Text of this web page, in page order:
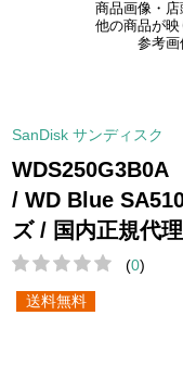
商品画像・店
他の商品が映
参考画
SanDisk サンディスク
WDS250G3B0A
/ WD Blue
ズ / 国内正規代理
(0)
送料無料